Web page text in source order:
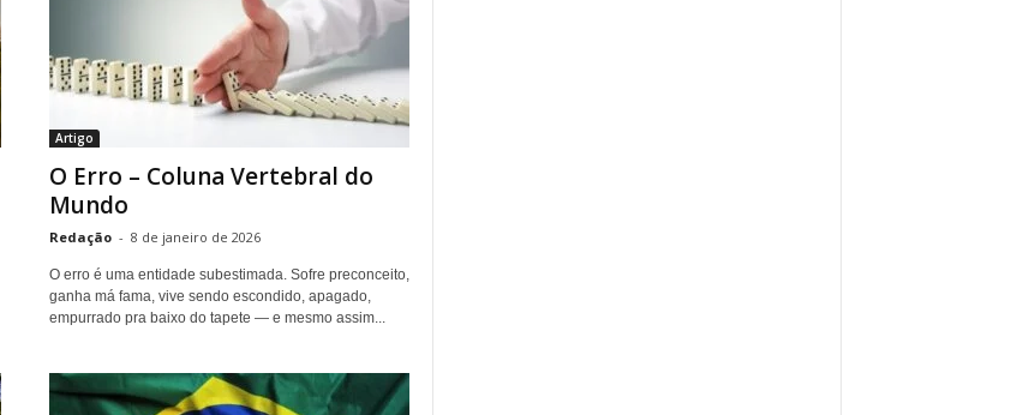
Artigo
O Erro – Coluna Vertebral do
Mundo
Redação - 8 de janeiro de 2026
O erro é uma entidade subestimada. Sofre preconceito,
ganha má fama, vive sendo escondido, apagado,
empurrado pra baixo do tapete — e mesmo assim...